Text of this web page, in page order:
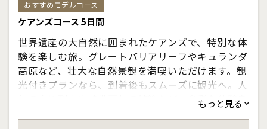
おすすめモデルコース
ケアンズコース 5日間
世界遺産の大自然に囲まれたケアンズで、特別な体
験を楽しむ旅。グレートバリアリーフやキュランダ
高原など、壮大な自然景観を満喫いただけます。観
光付きプランなら、到着後もスムーズに観光へ。人
気の高原列車や熱帯雨林の散策など、多彩な体験を
もっと見る